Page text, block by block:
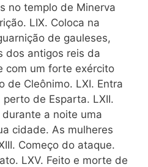
no templo de Minerva
LIX. Coloca na
de gauleses,
dos antigos reis da
com um forte exército
de Cleônimo. LXI. Entra
de Esparta. LXII.
a noite uma
cidade. As mulheres
Começo do ataque.
LXV. Feito e morte de